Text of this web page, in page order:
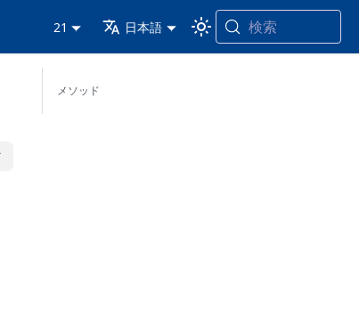
21 日本語 検索
メソッド